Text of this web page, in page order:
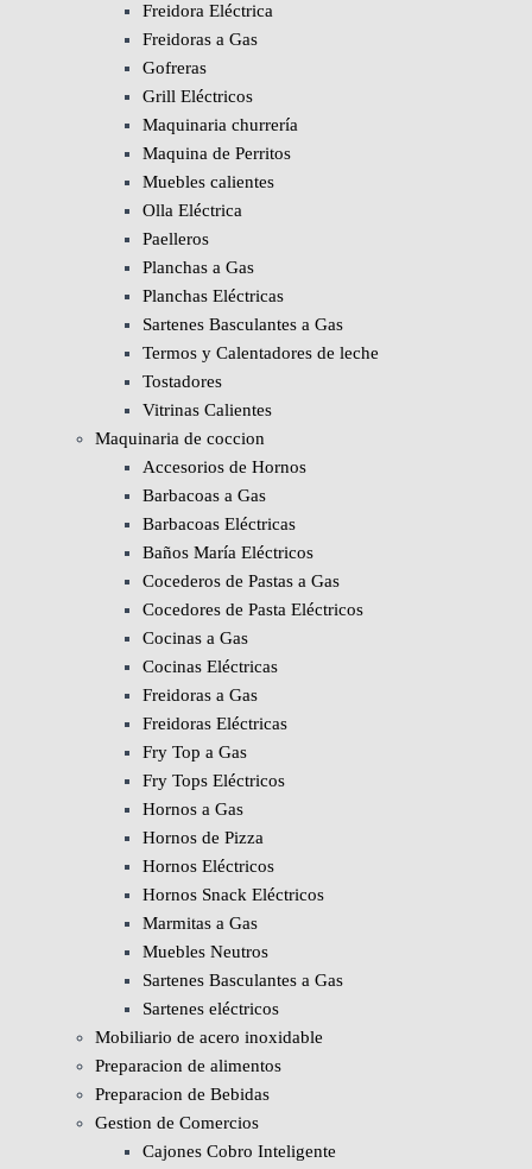
Freidora Eléctrica
Freidoras a Gas
Gofreras
Grill Eléctricos
Maquinaria churrería
Maquina de Perritos
Muebles calientes
Olla Eléctrica
Paelleros
Planchas a Gas
Planchas Eléctricas
Sartenes Basculantes a Gas
Termos y Calentadores de leche
Tostadores
Vitrinas Calientes
Maquinaria de coccion
Accesorios de Hornos
Barbacoas a Gas
Barbacoas Eléctricas
Baños María Eléctricos
Cocederos de Pastas a Gas
Cocedores de Pasta Eléctricos
Cocinas a Gas
Cocinas Eléctricas
Freidoras a Gas
Freidoras Eléctricas
Fry Top a Gas
Fry Tops Eléctricos
Hornos a Gas
Hornos de Pizza
Hornos Eléctricos
Hornos Snack Eléctricos
Marmitas a Gas
Muebles Neutros
Sartenes Basculantes a Gas
Sartenes eléctricos
Mobiliario de acero inoxidable
Preparacion de alimentos
Preparacion de Bebidas
Gestion de Comercios
Cajones Cobro Inteligente